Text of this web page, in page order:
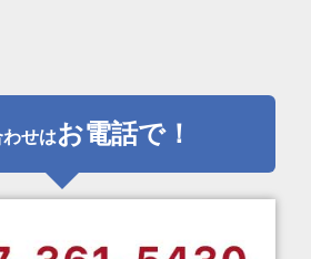
せはお電話で！